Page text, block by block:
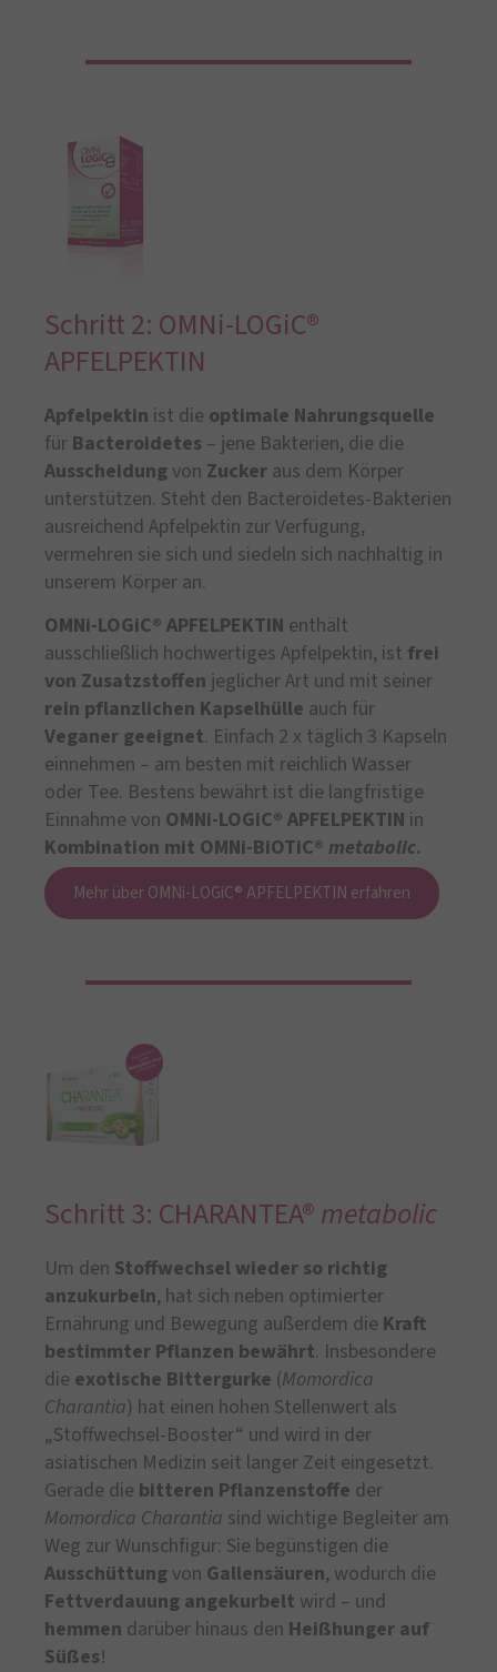
Schritt 2: OMNi-LOGiC®
APFELPEKTIN
Apfelpektin ist die optimale Nahrungsquelle
für Bacteroidetes – jene Bakterien, die die
Ausscheidung von Zucker aus dem Körper
unterstützen. Steht den Bacteroidetes-Bakterien
ausreichend Apfelpektin zur Verfügung,
vermehren sie sich und siedeln sich nachhaltig in
unserem Körper an.
OMNi-LOGiC® APFELPEKTIN enthält
ausschließlich hochwertiges Apfelpektin, ist frei
von Zusatzstoffen jeglicher Art und mit seiner
rein pflanzlichen Kapselhülle auch für
Veganer geeignet. Einfach 2 x täglich 3 Kapseln
einnehmen – am besten mit reichlich Wasser
oder Tee. Bestens bewährt ist die langfristige
Einnahme von OMNi-LOGiC® APFELPEKTIN in
Kombination mit OMNi-BiOTiC® metabolic.
Mehr über OMNi-LOGiC® APFELPEKTIN erfahren
Schritt 3: CHARANTEA®metabolic
Um den Stoffwechsel wieder so richtig
anzukurbeln, hat sich neben optimierter
Ernährung und Bewegung außerdem die Kraft
bestimmter Pflanzen bewährt. Insbesondere
die exotische Bittergurke (Momordica
Charantia) hat einen hohen Stellenwert als
„Stoffwechsel-Booster“ und wird in der
asiatischen Medizin seit langer Zeit eingesetzt.
Gerade die bitteren Pflanzenstoffe der
Momordica Charantia sind wichtige Begleiter am
Weg zur Wunschfigur: Sie begünstigen die
Ausschüttung von Gallensäuren, wodurch die
Fettverdauung angekurbelt wird – und
hemmen darüber hinaus den Heißhunger auf
Süßes!